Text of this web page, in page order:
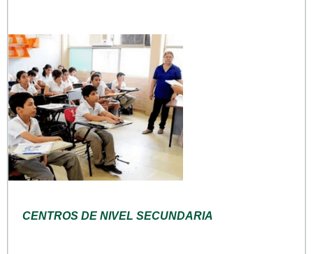
CENTROS DE NIVEL SECUNDARIA